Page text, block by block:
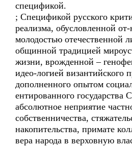
спецификой.
; Спецификой русского
реализма, обусловленной
молодостью отечественной
общинной традицией
жизни, врожденной –
идео-логией византийского
дополненного опытом
ентированного государства
абсолютное неприятие
собственничества,
накопительства, примате
вера народа в верховную